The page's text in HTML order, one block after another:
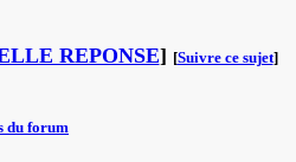
REPONSE] [Suivre ce sujet]
du forum